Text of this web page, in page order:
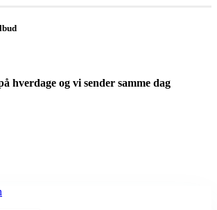
hverdage og vi sender samme dag